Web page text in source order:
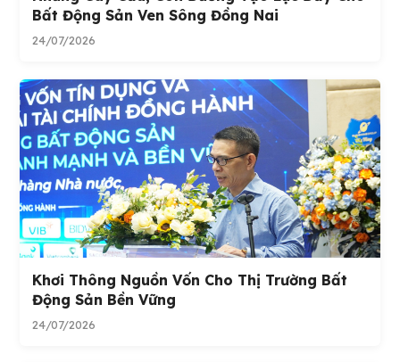
Bất Động Sản Ven Sông Đồng Nai
24/07/2026
Khơi Thông Nguồn Vốn Cho Thị Trường Bất
Động Sản Bền Vững
24/07/2026